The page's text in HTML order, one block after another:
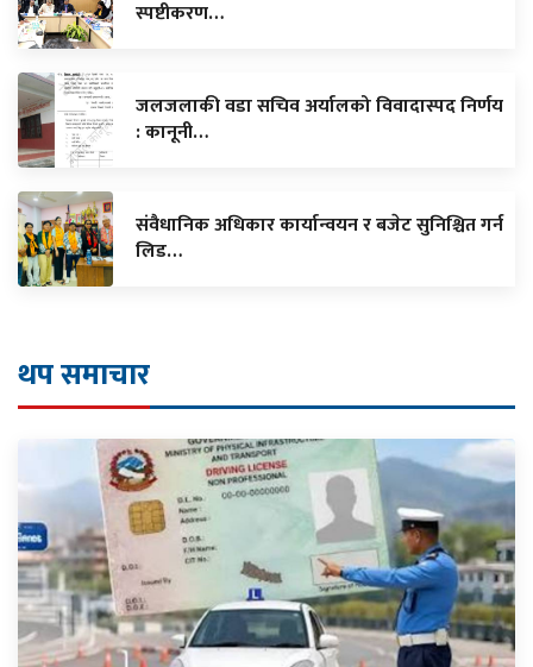
स्पष्टीकरण…
जलजलाकी वडा सचिव अर्यालको विवादास्पद निर्णय
: कानूनी…
संवैधानिक अधिकार कार्यान्वयन र बजेट सुनिश्चित गर्न
लिड…
थप समाचार